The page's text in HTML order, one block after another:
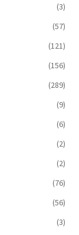
(3)
(57)
(121)
(156)
(289)
(9)
(6)
(2)
(2)
(76)
(56)
(3)